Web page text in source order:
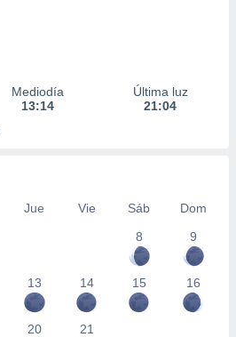
Mediodía
13:14
Última luz
21:04
Jue Vie Sáb
Dom
8
9
13 14 15 16
20 21